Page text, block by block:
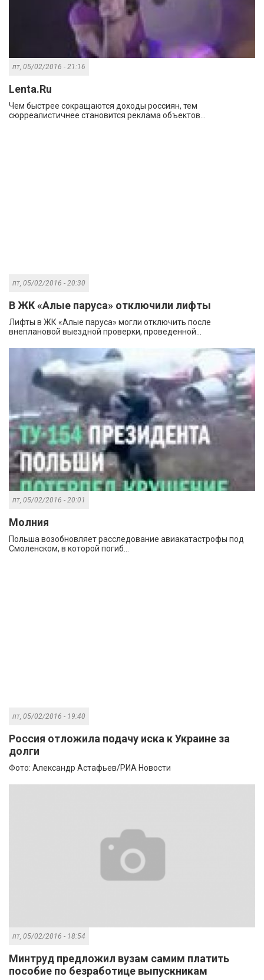
пт, 05/02/2016 - 21:16
Lenta.Ru
Чем быстрее сокращаются доходы россиян, тем
сюрреалистичнее становится реклама объектов...
пт, 05/02/2016 - 20:30
В ЖК «Алые паруса» отключили лифты
Лифты в ЖК «Алые паруса» могли отключить после
внеплановой выездной проверки, проведенной...
пт, 05/02/2016 - 20:01
Молния
Польша возобновляет расследование авиакатастрофы под
Смоленском, в которой погиб...
пт, 05/02/2016 - 19:40
Россия отложила подачу иска к Украине за
долги
Фото: Александр Астафьев/РИА Новости
пт, 05/02/2016 - 18:54
Минтруд предложил вузам самим платить
пособие по безработице выпускникам